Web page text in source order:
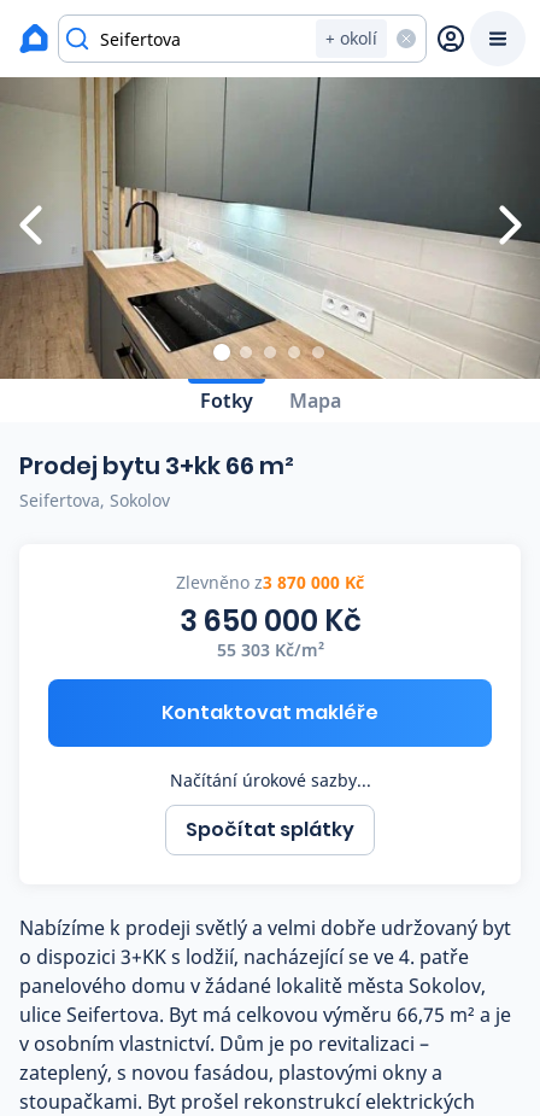
+ okolí
Prodat
Prodej s Reas.cz
Chytrý odhad ceny
Ceny prodaných nemovitostí
Přehled realitních makléřů
O nás
Výpis nemovitostí Zavřít
Fotky Mapa
Prodej bytu 3+kk 66 m²
Seifertova, Sokolov
Zlevněno z3 870 000 Kč
3 650 000 Kč
55 303 Kč/m²
Kontaktovat makléře
Načítání úrokové sazby...
Spočítat splátky
Nabízíme k prodeji světlý a velmi dobře udržovaný byt
o dispozici 3+KK s lodžií, nacházející se ve 4. patře
panelového domu v žádané lokalitě města Sokolov,
ulice Seifertova. Byt má celkovou výměru 66,75 m² a je
v osobním vlastnictví. Dům je po revitalizaci –
zateplený, s novou fasádou, plastovými okny a
stoupačkami. Byt prošel rekonstrukcí elektrických